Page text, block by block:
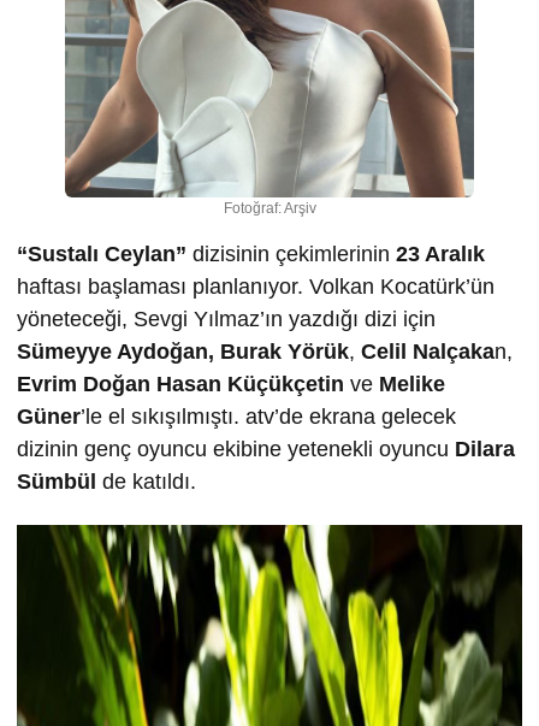
Fotoğraf: Arşiv
“Sustalı Ceylan” dizisinin çekimlerinin 23 Aralık
haftası başlaması planlanıyor. Volkan Kocatürk’ün
yöneteceği, Sevgi Yılmaz’ın yazdığı dizi için
Sümeyye Aydoğan, Burak Yörük, Celil Nalçakan,
Evrim Doğan Hasan Küçükçetin ve Melike
Güner’le el sıkışılmıştı. atv’de ekrana gelecek
dizinin genç oyuncu ekibine yetenekli oyuncu Dilara
Sümbül de katıldı.